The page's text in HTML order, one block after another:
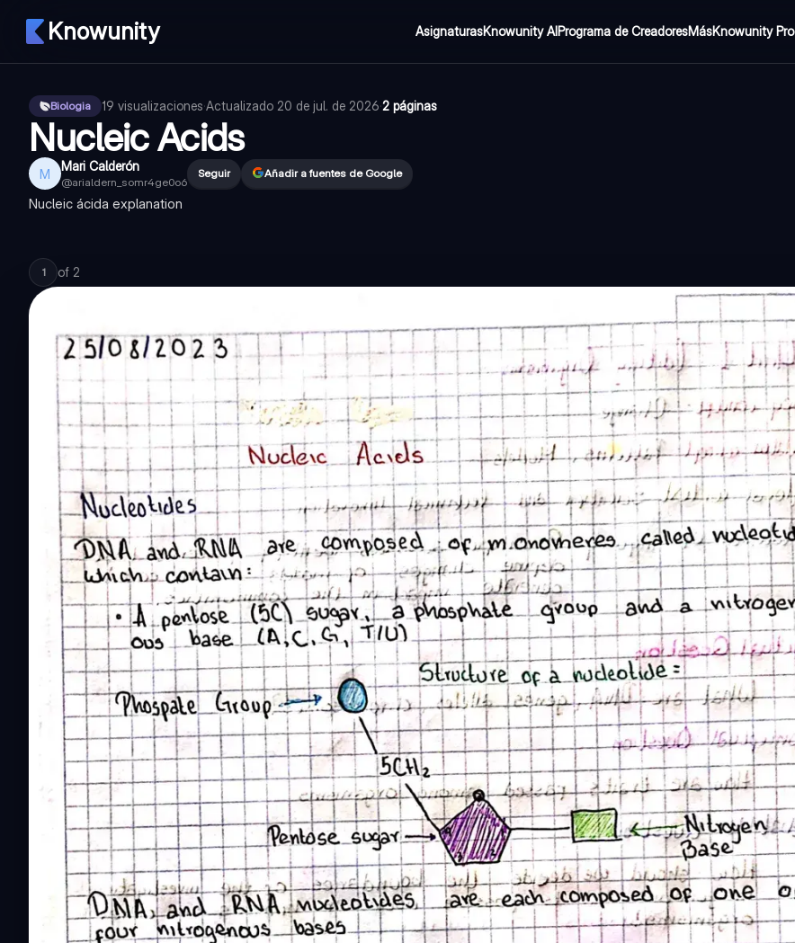
Knowunity AsignaturasKnowunity AIPrograma de CreadoresMásKnowunity Pro
Biologia 19 visualizaciones·Actualizado 20 de jul. de 2026·2 páginas
Nucleic Acids
M Mari Calderón
@arialdern_somr4ge0o6
Seguir Añadir a fuentes de Google
Nucleic ácida explanation
1 of 2